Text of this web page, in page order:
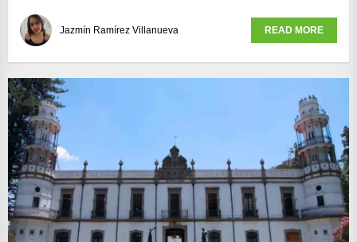
Jazmín Ramírez Villanueva READ MORE